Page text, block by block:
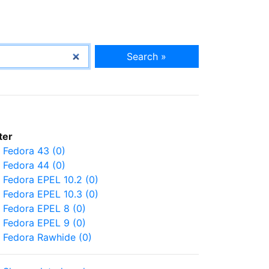
Search »
Fedora 43 (0)
Fedora 44 (0)
Fedora EPEL 10.2 (0)
Fedora EPEL 10.3 (0)
Fedora EPEL 8 (0)
Fedora EPEL 9 (0)
Fedora Rawhide (0)